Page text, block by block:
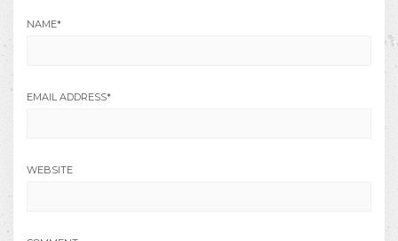
NAME*
EMAIL ADDRESS*
WEBSITE